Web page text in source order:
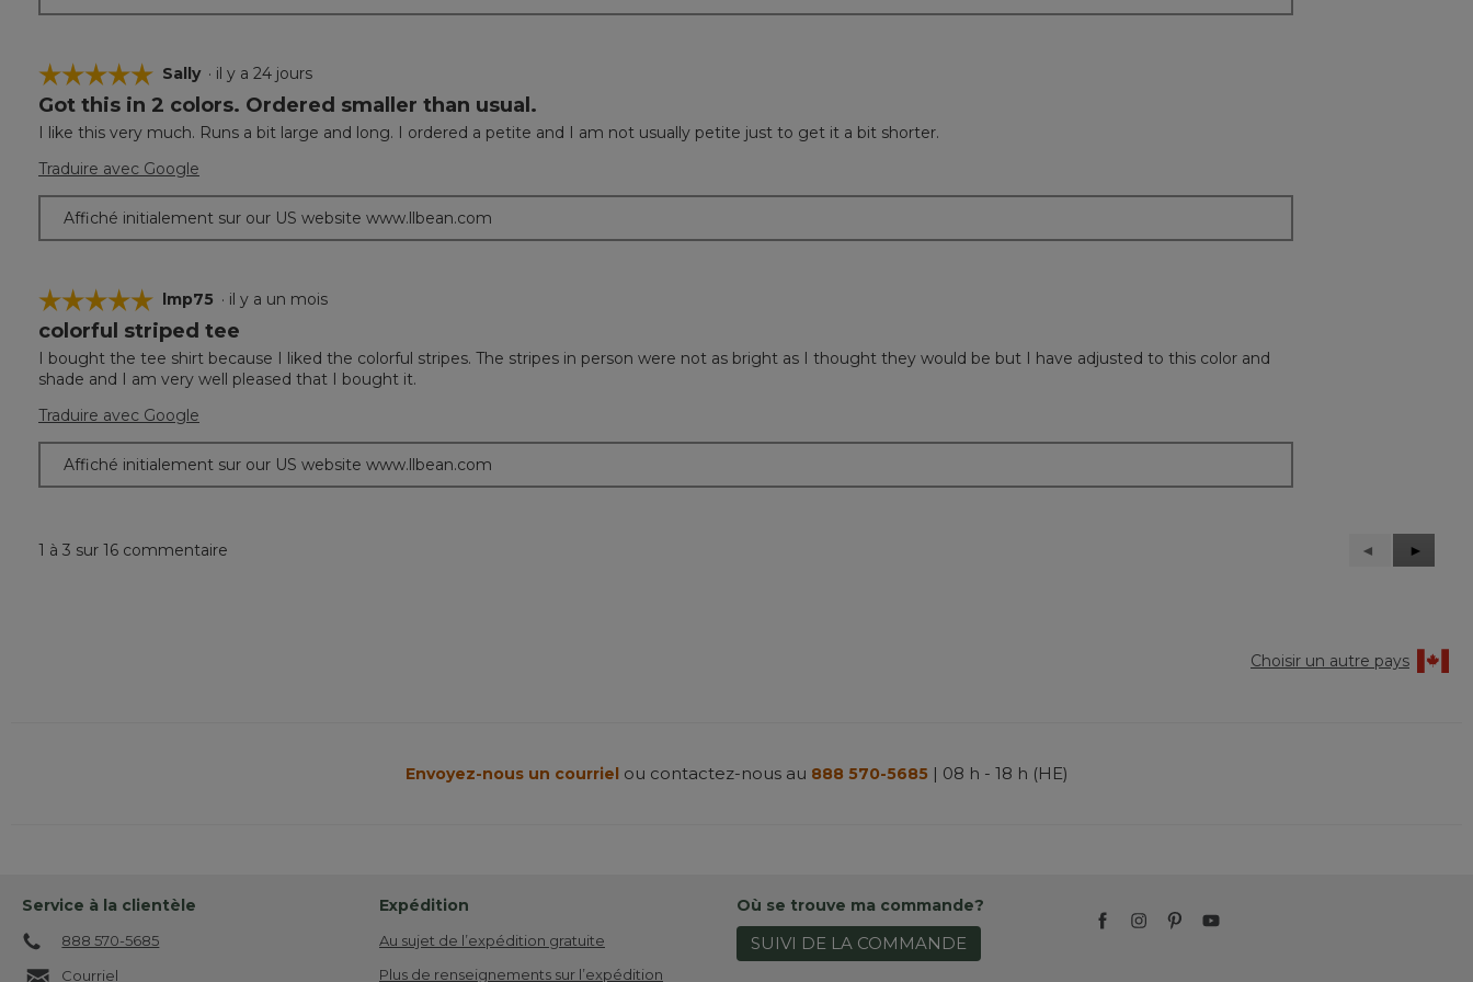
☆☆☆☆☆
☆☆☆☆☆
5
sur
5.
Sally · il y a 24 jours
Got this in 2 colors. Ordered smaller than usual.
I like this very much. Runs a bit large and long. I ordered a petite and I am not usually petite just to get it a bit shorter.
Traduire avec Google
Affiché initialement sur our US website www.llbean.com
☆☆☆☆☆
☆☆☆☆☆
5
sur
5.
lmp75 · il y a un mois
colorful striped tee
I bought the tee shirt because I liked the colorful stripes. The stripes in person were not as bright as I thought they would be but I have adjusted to this color and
shade and I am very well pleased that I bought it.
Traduire avec Google
Affiché initialement sur our US website www.llbean.com
1 à 3 sur 16 commentaire
Précédent
Reviews
◄
Suivant
Reviews
►
Choisir un autre pays
Envoyez-nous un courrielou contactez-nous au 888 570-5685 | 08 h - 18 h (HE)
Service à la clientèle
888 570-5685
Courriel
Expédition
Au sujet de l’expédition gratuite
Plus de renseignements sur l’expédition
Où se trouve ma commande?
SUIVI DE LA COMMANDE